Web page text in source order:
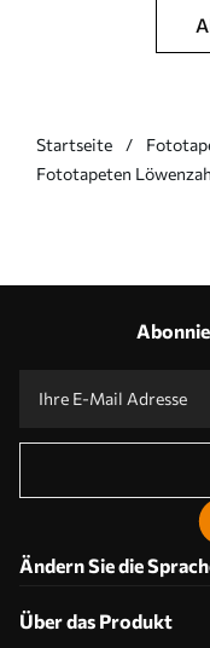
Startseite
Fototapeten
Ändern Sie die
Über das Produkt